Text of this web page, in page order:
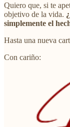
Quiero que, si te
objetivo de la vida.
simplemente el
Hasta una nueva
Con cariño: